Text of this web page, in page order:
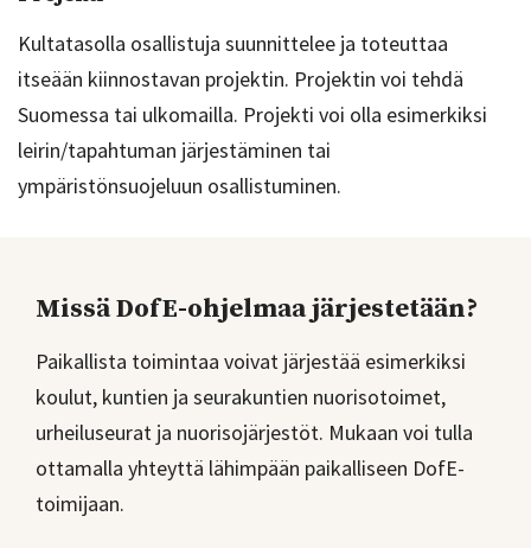
Kultatasolla osallistuja suunnittelee ja toteuttaa
itseään kiinnostavan projektin. Projektin voi tehdä
Suomessa tai ulkomailla. Projekti voi olla esimerkiksi
leirin/tapahtuman järjestäminen tai
ympäristönsuojeluun osallistuminen.
Missä DofE-ohjelmaa järjestetään?
Paikallista toimintaa voivat järjestää esimerkiksi
koulut, kuntien ja seurakuntien nuorisotoimet,
urheiluseurat ja nuorisojärjestöt. Mukaan voi tulla
ottamalla yhteyttä lähimpään paikalliseen DofE-
toimijaan.